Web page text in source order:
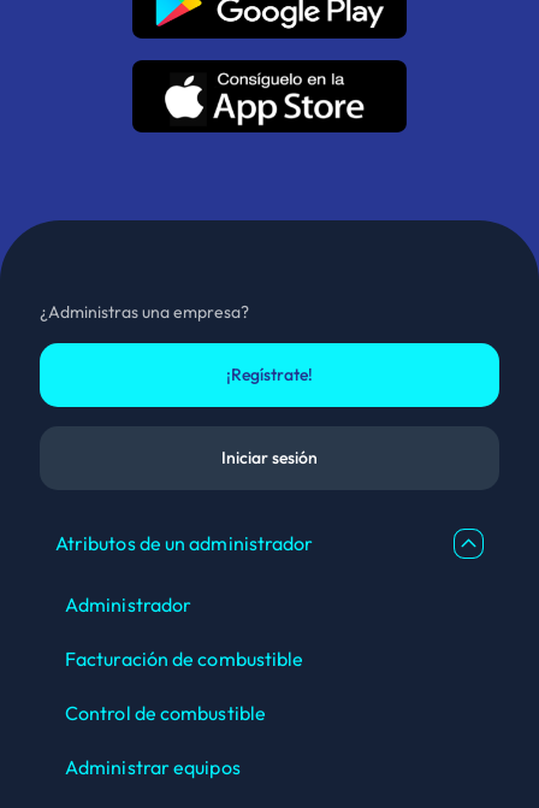
¿Administras una empresa?
¡Regístrate!
Iniciar sesión
Atributos de un administrador
Administrador
Facturación de combustible
Control de combustible
Administrar equipos